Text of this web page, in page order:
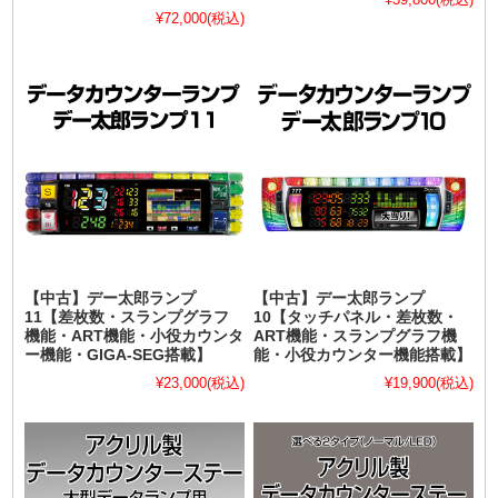
¥72,000(税込)
【中古】デー太郎ランプ
11【差枚数・スランプグラフ
機能・ART機能・小役カウンタ
ー機能・GIGA-SEG搭載】
¥23,000(税込)
【中古】デー太郎ランプ
10【タッチパネル・差枚数・
ART機能・スランプグラフ機
能・小役カウンター機能搭載】
¥19,900(税込)